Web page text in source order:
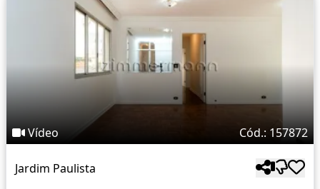
Vídeo Cód.: 157872
Jardim Paulista